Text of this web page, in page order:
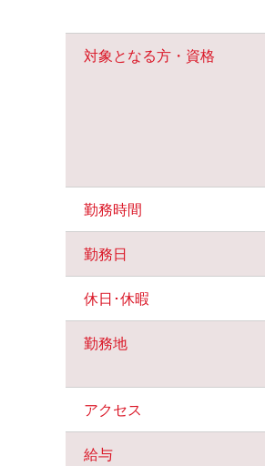
対象となる方・資格
勤務時間
勤務日
休日･休暇
勤務地
アクセス
給与